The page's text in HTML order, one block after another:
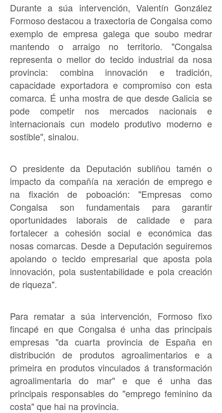
Durante a súa intervención, Valentín González
Formoso destacou a traxectoria de Congalsa como
exemplo de empresa galega que soubo medrar
mantendo o arraigo no territorio. "Congalsa
representa o mellor do tecido industrial da nosa
provincia: combina innovación e tradición,
capacidade exportadora e compromiso con esta
comarca. É unha mostra de que desde Galicia se
pode competir nos mercados nacionais e
internacionais cun modelo produtivo moderno e
sostible", sinalou.
O presidente da Deputación subliñou tamén o
impacto da compañía na xeración de emprego e
na fixación de poboación: "Empresas como
Congalsa son fundamentais para garantir
oportunidades laborais de calidade e para
fortalecer a cohesión social e económica das
nosas comarcas. Desde a Deputación seguiremos
apoiando o tecido empresarial que aposta pola
innovación, pola sustentabilidade e pola creación
de riqueza".
Para rematar a súa intervención, Formoso fixo
fincapé en que Congalsa é unha das principais
empresas "da cuarta provincia de España en
distribución de produtos agroalimentarios e a
primeira en produtos vinculados á transformación
agroalimentaria do mar" e que é unha das
principais responsables do "emprego feminino da
costa" que hai na provincia.